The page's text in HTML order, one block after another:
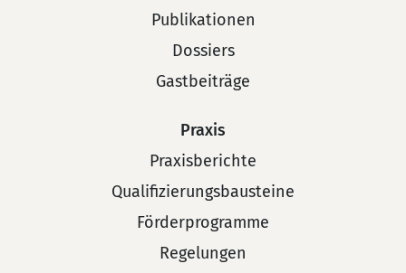
Publikationen
Dossiers
Gastbeiträge
Praxis
Praxisberichte
Qualifizierungsbausteine
Förderprogramme
Regelungen